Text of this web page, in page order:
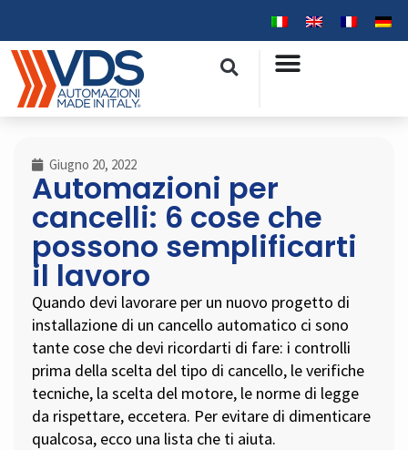
Giugno 20, 2022
Automazioni per
cancelli: 6 cose che
possono semplificarti
il lavoro
Quando devi lavorare per un nuovo progetto di
installazione di un cancello automatico ci sono
tante cose che devi ricordarti di fare: i controlli
prima della scelta del tipo di cancello, le verifiche
tecniche, la scelta del motore, le norme di legge
da rispettare, eccetera. Per evitare di dimenticare
qualcosa, ecco una lista che ti aiuta.